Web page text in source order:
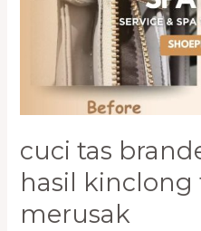
cuci tas
hasil kinclong
merusak
Kinclong
Tanpa
Merusak